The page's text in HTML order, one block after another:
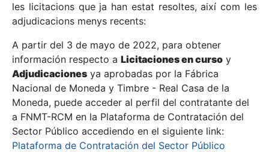
Mostra/Amaga
Mostra/Amaga
les licitacions que ja han estat resoltes, així com les
adjudicacions menys recents:
A partir del 3 de mayo de 2022, para obtener
información respecto a Licitaciones en curso y
Adjudicaciones ya aprobadas por la Fábrica
Nacional de Moneda y Timbre - Real Casa de la
Moneda, puede acceder al perfil del contratante del
a FNMT-RCM en la Plataforma de Contratación del
Sector Público accediendo en el siguiente link:
Plataforma de Contratación del Sector Público